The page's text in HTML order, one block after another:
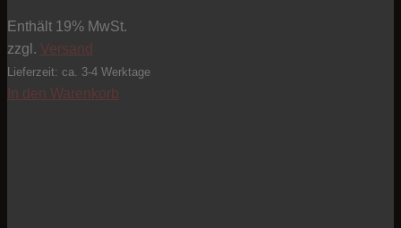
Enthält 19% MwSt.
zzgl. Versand
Lieferzeit: ca. 3-4 Werktage
In den Warenkorb